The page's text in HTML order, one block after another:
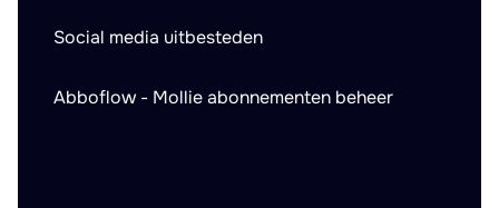
Social media uitbesteden
Abboflow - Mollie abonnementen beheer